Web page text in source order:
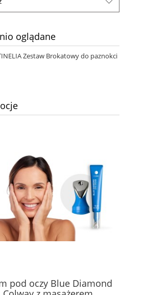
oglądane
Zestaw Brokatowy do paznokci
pod oczy Blue Diamond